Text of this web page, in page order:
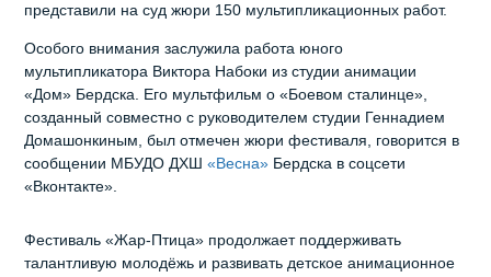
представили на суд жюри 150 мультипликационных работ.
Особого внимания заслужила работа юного
мультипликатора Виктора Набоки из студии анимации
«Дом» Бердска. Его мультфильм о «Боевом сталинце»,
созданный совместно с руководителем студии Геннадием
Домашонкиным, был отмечен жюри фестиваля, говорится в
сообщении МБУДО ДХШ «Весна» Бердска в соцсети
«Вконтакте».
Фестиваль «Жар-Птица» продолжает поддерживать
талантливую молодёжь и развивать детское анимационное